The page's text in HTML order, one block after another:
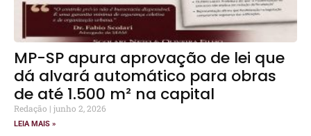
MP-SP apura aprovação de lei que
dá alvará automático para obras
de até 1.500 m² na capital
Redação junho 2, 2026
LEIA MAIS »